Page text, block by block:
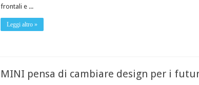
frontali e ...
Leggi altro »
MINI pensa di cambiare design per i